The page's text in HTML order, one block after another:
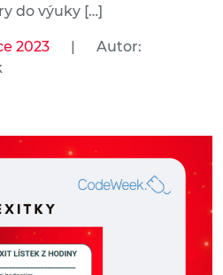
do výuky […]
2023
Autor: